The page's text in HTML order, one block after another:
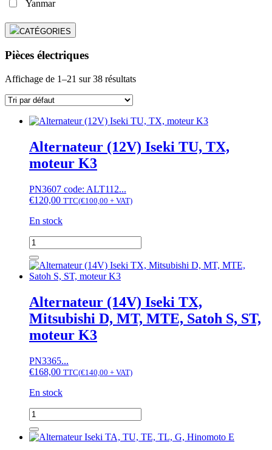
Yanmar
CATÉGORIES
Pièces électriques
Affichage de 1–21 sur 38 résultats
Alternateur (12V) Iseki TU, TX,
moteur K3
PN3607 code: ALT112...
€120,00 TTC(€100,00 + VAT)
En stock
quantité
de
Alternateur
(12V)
TU,
TX,
moteur
K3
Alternateur (14V) Iseki TX,
Mitsubishi D, MT, MTE, Satoh S, ST,
moteur K3
PN3365...
€168,00 TTC(€140,00 + VAT)
En stock
quantité
de
Alternateur